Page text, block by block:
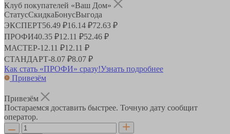
Клуб покупателей «Ваш Дом»
СтатусСкидкаБонусВыгода
ЭКСПЕРТ56.49 ₽16.14 ₽72.63 ₽
ПРОФИ40.35 ₽12.11 ₽52.46 ₽
МАСТЕР-12.11 ₽12.11 ₽
СТАНДАРТ-8.07 ₽8.07 ₽
Как стать «ПРОФИ» сразу!Узнать подробнее
Привезём
Привезём
Постараемся доставить быстрее. Точную дату сообщит
оператор.